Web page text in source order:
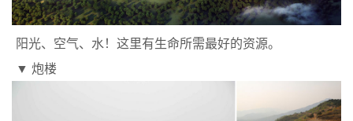
阳光、空气、水！这里有生命所需最好的资源。
▼ 炮楼